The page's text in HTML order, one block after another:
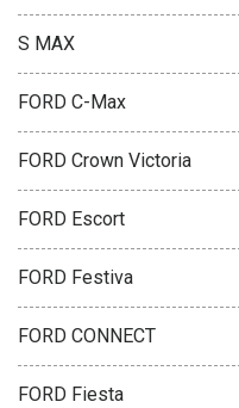
S MAX
FORD C-Max
FORD Crown Victoria
FORD Escort
FORD Festiva
FORD CONNECT
FORD Fiesta